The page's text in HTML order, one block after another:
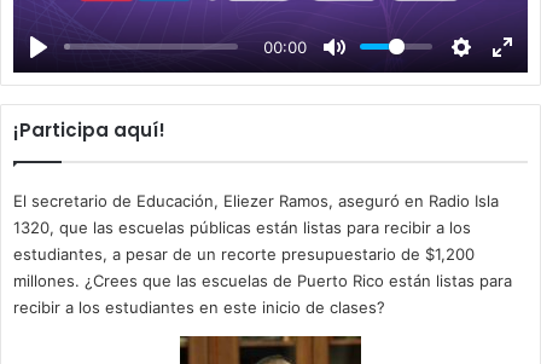
00:00
a
y
¡Participa aquí!
El secretario de Educación, Eliezer Ramos, aseguró en Radio Isla
1320, que las escuelas públicas están listas para recibir a los
estudiantes, a pesar de un recorte presupuestario de $1,200
millones. ¿Crees que las escuelas de Puerto Rico están listas para
recibir a los estudiantes en este inicio de clases?